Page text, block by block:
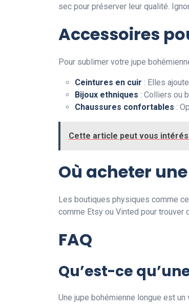
sec pour préserver leur qualité.
Accessoires
Pour sublimer votre jupe
Ceintures en cuir : Elles
Bijoux ethniques : Colliers ou
Chaussures confortables :
Cette article peut vous
Où acheter
Les boutiques physiques comme
comme Etsy ou Vinted pour trouver
FAQ
Qu’est-ce
Une jupe bohémienne longue est